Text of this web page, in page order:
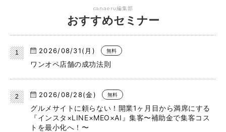
canaeru編集部
おすすめセミナー
2026/08/31(月) 無料
ワンオペ店舗の成功法則
2026/08/28(金) 無料
グルメサイトに頼らない！開業1ヶ月目から満席にする
『インスタ×LINE×MEO×AI』集客〜補助金で集客コス
トを最小化へ！〜